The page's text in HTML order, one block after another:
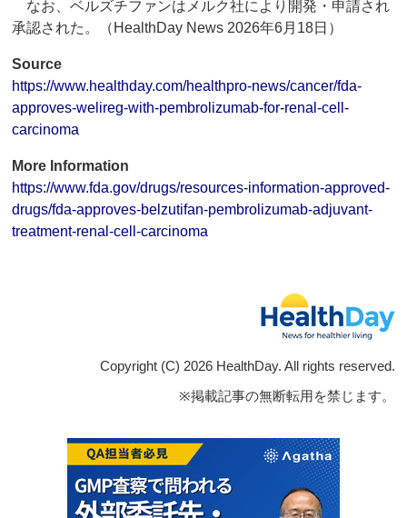
なお、ベルズチファンはメルク社により開発・申請され
承認された。（HealthDay News 2026年6月18日）
Source
https://www.healthday.com/healthpro-news/cancer/fda-
approves-welireg-with-pembrolizumab-for-renal-cell-
carcinoma
More Information
https://www.fda.gov/drugs/resources-information-approved-
drugs/fda-approves-belzutifan-pembrolizumab-adjuvant-
treatment-renal-cell-carcinoma
Copyright (C) 2026 HealthDay. All rights reserved.
※掲載記事の無断転用を禁じます。